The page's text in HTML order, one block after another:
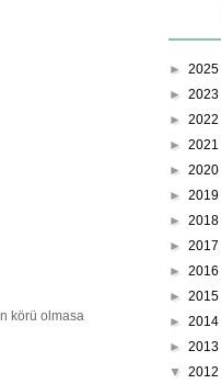
körü olmasa
► 2025
► 2023
► 2022
► 2021
► 2020
► 2019
► 2018
► 2017
► 2016
► 2015
► 2014
► 2013
▼ 2012